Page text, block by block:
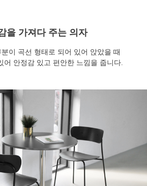
을 가져다 주는 의자
이 곡선 형태로 되어 있어 앉았을 때
어 안정감 있고 편안한 느낌을 줍니다.